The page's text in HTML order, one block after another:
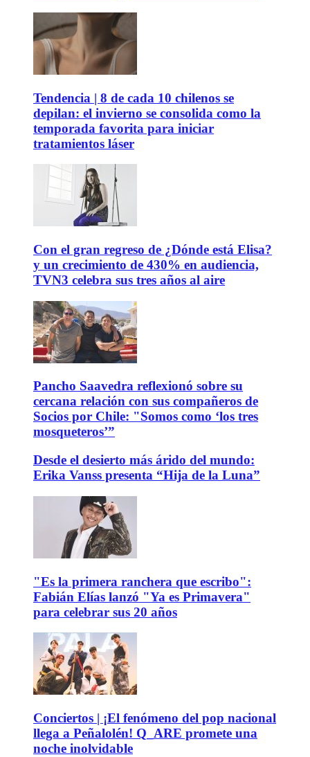
Tendencia | 8 de cada 10 chilenos se
depilan: el invierno se consolida como la
temporada favorita para iniciar
tratamientos láser
Con el gran regreso de ¿Dónde está Elisa?
y un crecimiento de 430% en audiencia,
TVN3 celebra sus tres años al aire
Pancho Saavedra reflexionó sobre su
cercana relación con sus compañeros de
Socios por Chile: "Somos como ‘los tres
mosqueteros’”
Desde el desierto más árido del mundo:
Erika Vanss presenta “Hija de la Luna”
"Es la primera ranchera que escribo":
Fabián Elías lanzó "Ya es Primavera"
para celebrar sus 20 años
Conciertos | ¡El fenómeno del pop nacional
llega a Peñalolén! Q_ARE promete una
noche inolvidable